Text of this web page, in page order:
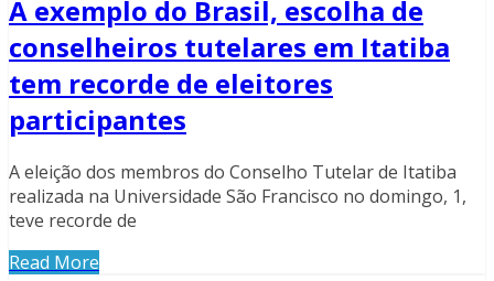
A exemplo do Brasil, escolha de
conselheiros tutelares em Itatiba
tem recorde de eleitores
participantes
A eleição dos membros do Conselho Tutelar de Itatiba
realizada na Universidade São Francisco no domingo, 1,
teve recorde de
Read More